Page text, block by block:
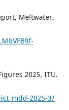
Meltwater,
2025, ITU.
2025-3/